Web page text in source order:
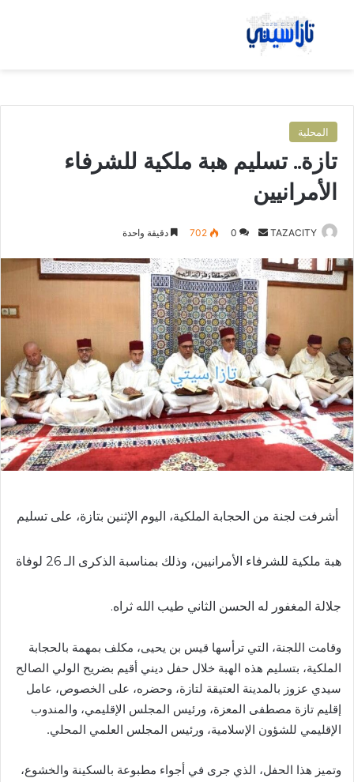
بحث عن
المحلية
تازة.. تسليم هبة ملكية للشرفاء
الأمرانيين
TAZACITY
س
ل
ب
ر
ي
د
ا
إ
ل
ك
ن
0
702 دقيقة واحدة
أشرفت لجنة من الحجابة الملكية، اليوم الإثنين بتازة، على تسليم
هبة ملكية للشرفاء الأمرانيين، وذلك بمناسبة الذكرى الـ 26 لوفاة
جلالة المغفور له الحسن الثاني طيب الله ثراه.
وقامت اللجنة، التي ترأسها قيس بن يحيى، مكلف بمهمة بالحجابة
الملكية، بتسليم هذه الهبة خلال حفل ديني أقيم بضريح الولي الصالح
سيدي عزوز بالمدينة العتيقة لتازة، وحضره، على الخصوص، عامل
إقليم تازة مصطفى المعزة، ورئيس المجلس الإقليمي، والمندوب
الإقليمي للشؤون الإسلامية، ورئيس المجلس العلمي المحلي.
وتميز هذا الحفل، الذي جرى في أجواء مطبوعة بالسكينة والخشوع،